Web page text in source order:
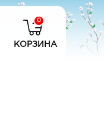
0
КОРЗИНА